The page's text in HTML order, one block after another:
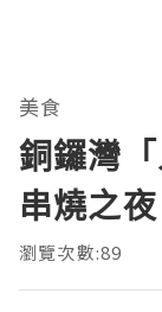
美食
銅鑼灣
串燒之夜
瀏覽次數:89